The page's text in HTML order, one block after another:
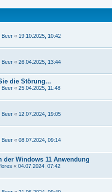
Beer « 19.10.2025, 10:42
Beer « 26.04.2025, 13:44
die Störung...
Beer « 25.04.2025, 11:48
Beer « 12.07.2024, 19:05
Beer « 08.07.2024, 09:14
der Windows 11 Anwendung
« 04.07.2024, 07:42